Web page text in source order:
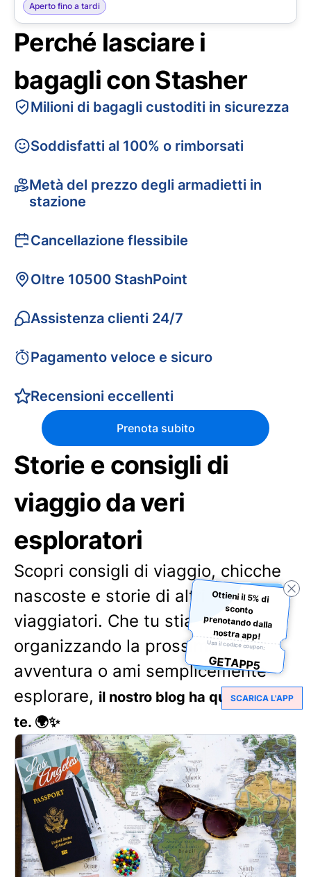
Aperto fino a tardi
Perché lasciare i
bagagli con Stasher
Milioni di bagagli custoditi in sicurezza
Soddisfatti al 100% o rimborsati
Metà del prezzo degli armadietti in
stazione
Cancellazione flessibile
Oltre 10500 StashPoint
Assistenza clienti 24/7
Pagamento veloce e sicuro
Recensioni eccellenti
Prenota subito
Storie e consigli di
viaggio da veri
esploratori
Scopri consigli di viaggio, chicche
nascoste e storie di altri
viaggiatori. Che tu stia
organizzando la prossima
avventura o ami semplicemente
esplorare, il nostro blog ha qualcosa per
te. 🌍✨
Ottieni il 5% di
sconto
prenotando dalla
nostra app!
Usa il codice coupon:
GETAPP5
SCARICA L'APP